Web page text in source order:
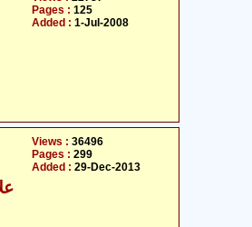
Pages : 125
Added : 1-Jul-2008
Views : 36496
Pages : 299
Added : 29-Dec-2013